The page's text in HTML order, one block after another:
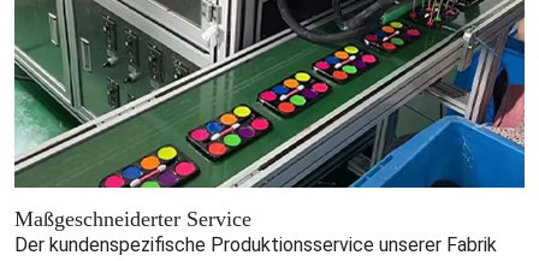
Maßgeschneiderter Service
Der kundenspezifische Produktionsservice unserer Fabrik